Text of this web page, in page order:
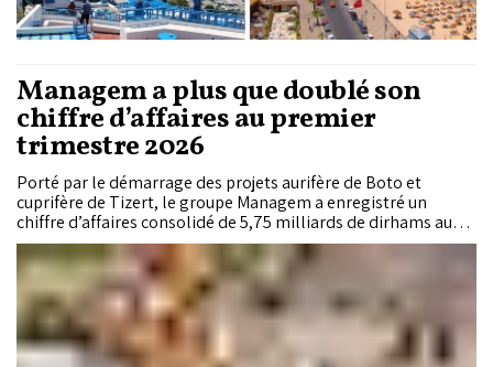
Managem a plus que doublé son
chiffre d’affaires au premier
trimestre 2026
Porté par le démarrage des projets aurifère de Boto et
cuprifère de Tizert, le groupe Managem a enregistré un
chiffre d’affaires consolidé de 5,75 milliards de dirhams au
premier trimestre 2026, soit une hausse de 147% sur un an.